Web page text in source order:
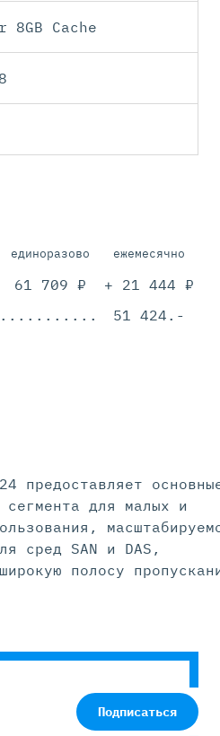
Cache
единоразово ежемесячно
61 709 ₽
+ 21 444 ₽
51 424.-
предоставляет
сегмента для малых и
сред SAN и DAS,
полосу
Подписаться